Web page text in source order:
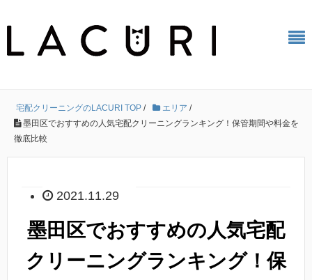
宅配クリーニングのLACURI TOP / エリア /
墨田区でおすすめの人気宅配クリーニングランキング！保管期間や料金を
徹底比較
2021.11.29
墨田区でおすすめの人気宅配
クリーニングランキング！保